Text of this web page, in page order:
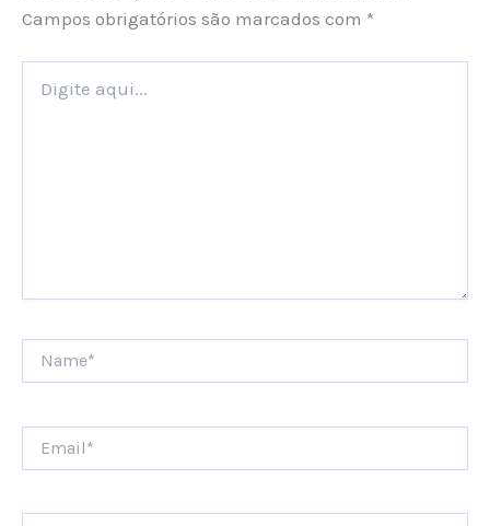
Campos obrigatórios são marcados com *
aqui...